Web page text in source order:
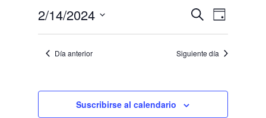
de
y
de
Eventos
Buscar
de
vistas
de
Día
2/14/2024
Día anterior Siguiente día
Suscribirse al calendario